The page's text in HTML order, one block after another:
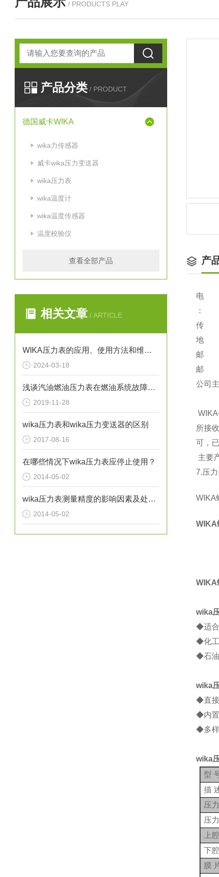
/ PRODUCTS PLAY
产品分类 / PRODUCT
德国威卡WIKA
wika力传感器
威卡wika压力变送器
wika压力表
wika温度计
wika温度传感器
温度校验仪
查看全部产品
相关文章 / ARTICLE
WIKA压力表的应用、使用方法和维护要点解析
2024-03-18
浅谈汽油燃油压力表在燃油系统故障排除中的应用
2019-11-28
wika压力表和wika压力变送器的区别
2017-08-16
在哪些情况下wika压力表应停止使用？
2014-05-02
wika压力表测量精度的影响因素及处理方法分析
2014-05-02
产
电
：
传 真
地 址
邮
邮
公司
WIKA
所接
可，
主要
7.压
WIKA
WIKA
WIKA
wika
◆适合
◆化
◆石
wika
◆直接
◆内置
◆多样
wika
型
描
压
压
上
下
膜